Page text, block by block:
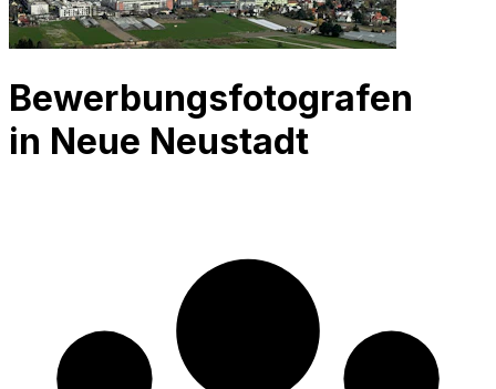
Bewerbungsfotografen
in Neue Neustadt